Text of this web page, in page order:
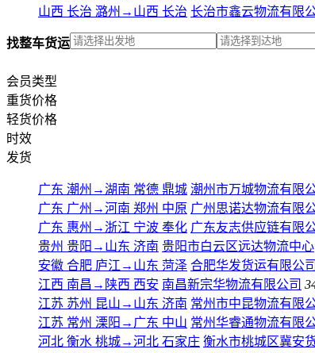
山西 长治 潞州 → 山西 长治 长治市鑫云物流有限
找整车货运
会员类型
重货价格
轻货价格
时效
发货
广东 潮州 →湖南 常德 鼎城 潮州市万城物流有限
广东 广州 →河南 郑州 中原 广州思诺达物流有限
广东 惠州 → 浙江 宁波 奉化 广东友志供应链有限
贵州 贵阳 → 山东 济南 贵阳市白云区远达物流中心
安徽 合肥 庐江 → 山东 菏泽 合肥华发货运有限公司
江西 南昌 → 陕西 西安 南昌新宗华物流有限公司
江苏 苏州 昆山 → 山东 济南 常州市中昆物流有限
江苏 常州 溧阳 → 广东 中山 常州华睿通物流有限
河北 衡水 桃城→河北 石家庄 衡水市桃城区冀安